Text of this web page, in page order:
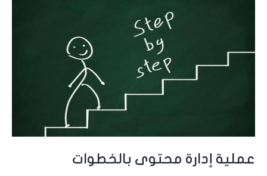
عملية إدارة محتوى بالخطوات